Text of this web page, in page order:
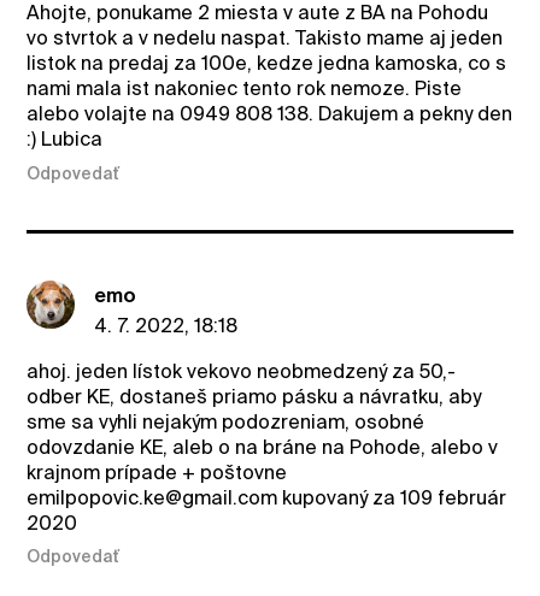
Ahojte, ponukame 2 miesta v aute z BA na Pohodu
vo stvrtok a v nedelu naspat. Takisto mame aj jeden
listok na predaj za 100e, kedze jedna kamoska, co s
nami mala ist nakoniec tento rok nemoze. Piste
alebo volajte na 0949 808 138. Dakujem a pekny den
:) Lubica
Odpovedať
emo
4. 7. 2022, 18:18
ahoj. jeden lístok vekovo neobmedzený za 50,-
odber KE, dostaneš priamo pásku a návratku, aby
sme sa vyhli nejakým podozreniam, osobné
odovzdanie KE, aleb o na bráne na Pohode, alebo v
krajnom prípade + poštovne
emilpopovic.ke@gmail.com kupovaný za 109 február
2020
Odpovedať